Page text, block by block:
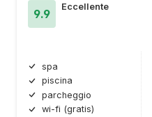
9.9
Eccellente
spa
piscina
parcheggio
wi-fi (gratis)